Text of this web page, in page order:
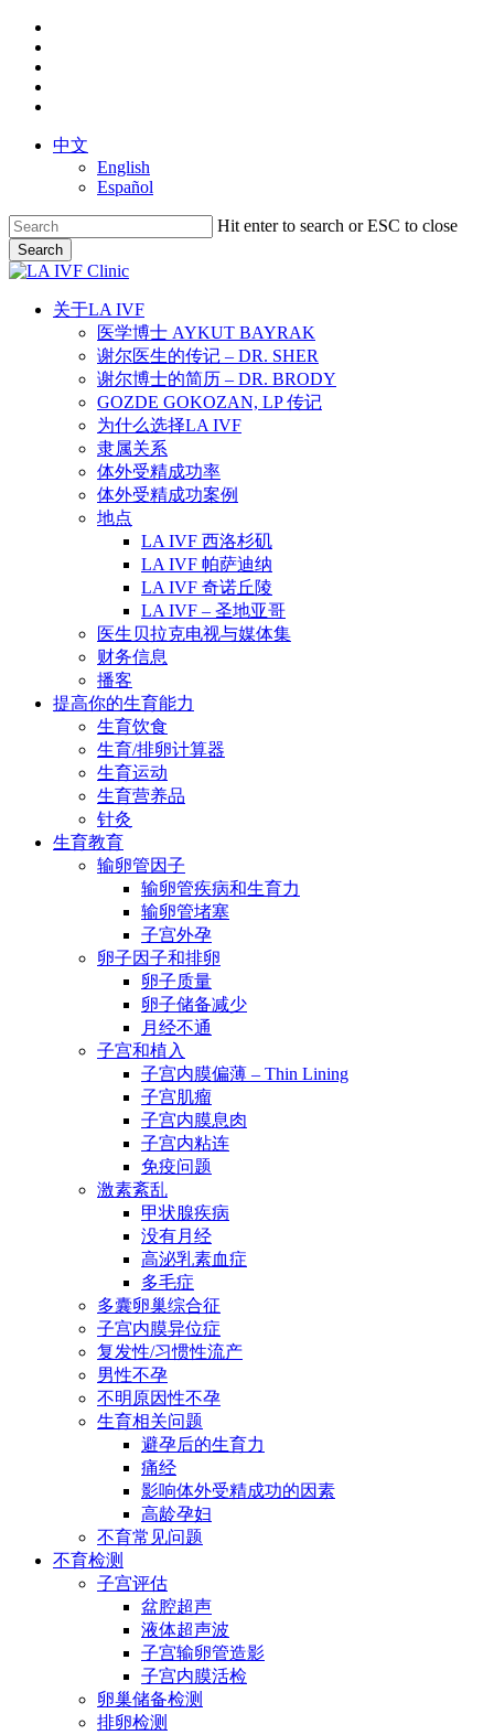
Skip
main
content
中文
English
Español
Hit enter to search or ESC to close
Search
Close
search
Menu
关于LA IVF
医学博士 AYKUT BAYRAK
谢尔医生的传记 – DR. SHER
谢尔博士的简历 – DR. BRODY
GOZDE GOKOZAN, LP 传记
为什么选择LA IVF
隶属关系
体外受精成功率
体外受精成功案例
地点
LA IVF 西洛杉矶
LA IVF 帕萨迪纳
LA IVF 奇诺丘陵
LA IVF – 圣地亚哥
医生贝拉克电视与媒体集
财务信息
播客
提高你的生育能力
生育饮食
生育/排卵计算器
生育运动
生育营养品
针灸
生育教育
输卵管因子
输卵管疾病和生育力
输卵管堵塞
子宫外孕
卵子因子和排卵
卵子质量
卵子储备减少
月经不通
子宫和植入
子宫内膜偏薄 – Thin Lining
子宫肌瘤
子宫内膜息肉
子宫内粘连
免疫问题
激素紊乱
甲状腺疾病
没有月经
高泌乳素血症
多毛症
多囊卵巢综合征
子宫内膜异位症
复发性/习惯性流产
男性不孕
不明原因性不孕
生育相关问题
避孕后的生育力
痛经
影响体外受精成功的因素
高龄孕妇
不育常见问题
不育检测
子宫评估
盆腔超声
液体超声波
子宫输卵管造影
子宫内膜活检
卵巢储备检测
排卵检测